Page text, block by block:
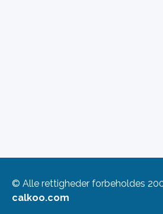
© Alle rettigheder forbeholdes
calkoo.com